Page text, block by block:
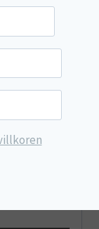
stabilitet